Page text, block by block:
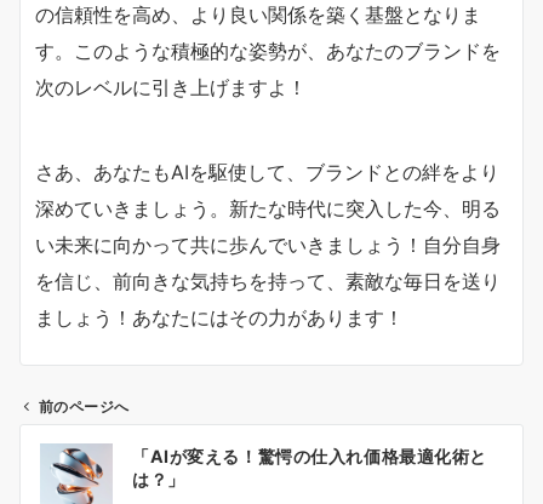
の信頼性を高め、より良い関係を築く基盤となりま
す。このような積極的な姿勢が、あなたのブランドを
次のレベルに引き上げますよ！
さあ、あなたもAIを駆使して、ブランドとの絆をより
深めていきましょう。新たな時代に突入した今、明る
い未来に向かって共に歩んでいきましょう！自分自身
を信じ、前向きな気持ちを持って、素敵な毎日を送り
ましょう！あなたにはその力があります！
前のページへ
「AIが変える！驚愕の仕入れ価格最適化術と
は？」